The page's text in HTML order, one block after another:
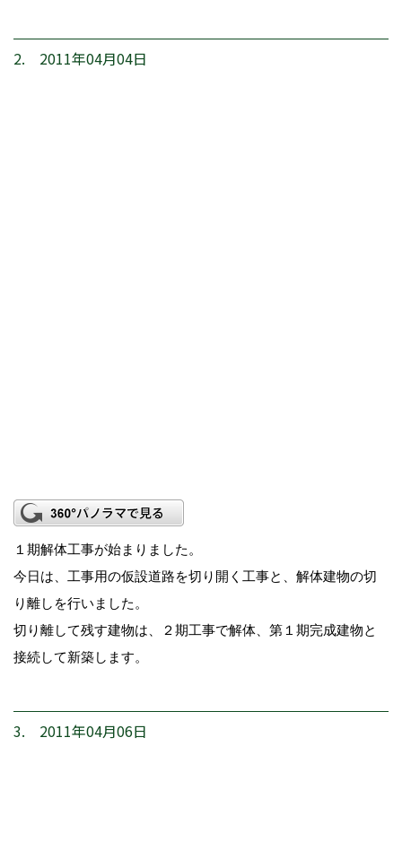
2. 2011年04月04日
１期解体工事が始まりました。
今日は、工事用の仮設道路を切り開く工事と、解体建物の切
り離しを行いました。
切り離して残す建物は、２期工事で解体、第１期完成建物と
接続して新築します。
3. 2011年04月06日